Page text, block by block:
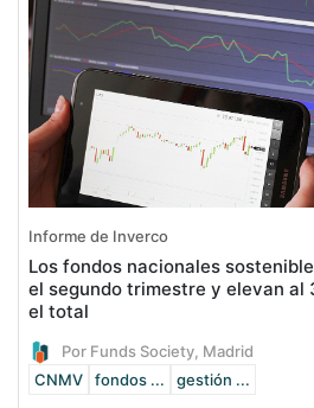
Informe de Inverco
Los fondos nacionales
el segundo trimestre y elevan al
el total
Por Funds Society, Madrid
CNMV
fondos ... gestión ...